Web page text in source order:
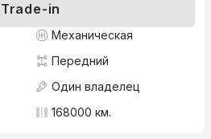
Trade-in
Механическая
Передний
Один владелец
168000 км.